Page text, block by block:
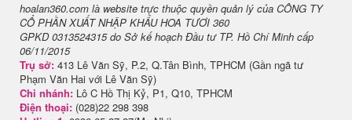
hoalan360.com là website trực thuộc quyền quản lý của CÔNG TY
CỔ PHẦN XUẤT NHẬP KHẨU HOA TƯƠI 360
GPKD 0313524315 do Sở kế hoạch Đầu tư TP. Hồ Chí Minh cấp
06/11/2015
Trụ sở: 413 Lê Văn Sỹ, P.2, Q.Tân Bình, TPHCM (Gần ngã tư
Phạm Văn Hai với Lê Văn Sỹ)
Chi nhánh: Lô C Hồ Thị Kỷ, P1, Q10, TPHCM
Điện thoại: (028)22 298 398